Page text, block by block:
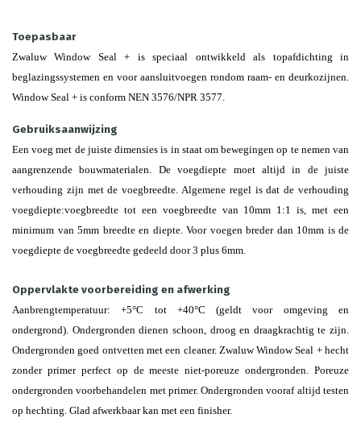
Toepasbaar
Zwaluw Window Seal + is speciaal ontwikkeld als topafdichting in
beglazingssystemen en voor aansluitvoegen rondom raam- en deurkozijnen.
Window Seal + is conform NEN 3576/NPR 3577.
Gebruiksaanwijzing
Een voeg met de juiste dimensies is in staat om bewegingen op te nemen van
aangrenzende bouwmaterialen. De voegdiepte moet altijd in de juiste
verhouding zijn met de voegbreedte. Algemene regel is dat de verhouding
voegdiepte:voegbreedte tot een voegbreedte van 10mm 1:1 is, met een
minimum van 5mm breedte en diepte. Voor voegen breder dan 10mm is de
voegdiepte de voegbreedte gedeeld door 3 plus 6mm.
Oppervlakte voorbereiding en afwerking
Aanbrengtemperatuur: +5°C tot +40°C (geldt voor omgeving en
ondergrond). Ondergronden dienen schoon, droog en draagkrachtig te zijn.
Ondergronden goed ontvetten met een cleaner. Zwaluw Window Seal + hecht
zonder primer perfect op de meeste niet-poreuze ondergronden. Poreuze
ondergronden voorbehandelen met primer. Ondergronden vooraf altijd testen
op hechting. Glad afwerkbaar kan met een finisher.